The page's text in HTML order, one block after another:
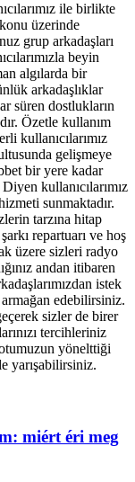
ile birlikte
üzerinde
grup arkadaşları
beyin
algılarda bir
arkadaşlıklar
süren dostlukların
Özetle kullanım
kullanıcılarımız
gelişmeye
bir yere kadar
kullanıcılarımız
sunmaktadır.
tarzına hitap
repartuarı ve hoş
üzere sizleri radyo
andan itibaren
istek
edebilirsiniz.
sizler de birer
tercihleriniz
yönelttiği
yarışabilirsiniz.
miért éri meg